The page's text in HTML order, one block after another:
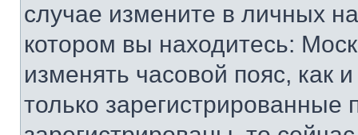
случае измените в личных
котором вы находитесь:
изменять часовой пояс, как
только